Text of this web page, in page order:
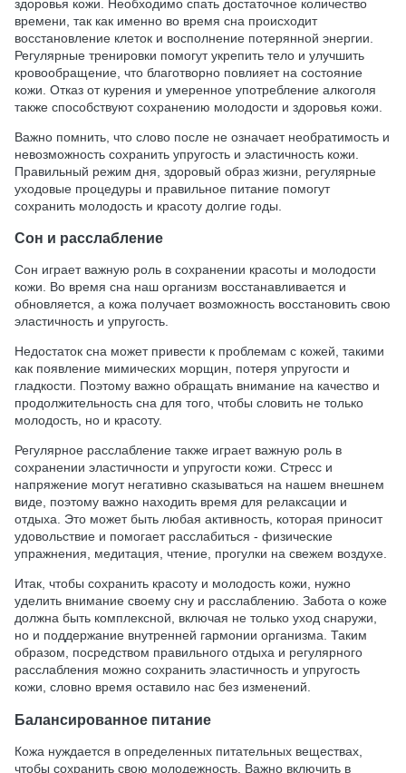
здоровья кожи. Необходимо спать достаточное количество
времени, так как именно во время сна происходит
восстановление клеток и восполнение потерянной энергии.
Регулярные тренировки помогут укрепить тело и улучшить
кровообращение, что благотворно повлияет на состояние
кожи. Отказ от курения и умеренное употребление алкоголя
также способствуют сохранению молодости и здоровья кожи.
Важно помнить, что слово после не означает необратимость и
невозможность сохранить упругость и эластичность кожи.
Правильный режим дня, здоровый образ жизни, регулярные
уходовые процедуры и правильное питание помогут
сохранить молодость и красоту долгие годы.
Сон и расслабление
Сон играет важную роль в сохранении красоты и молодости
кожи. Во время сна наш организм восстанавливается и
обновляется, а кожа получает возможность восстановить свою
эластичность и упругость.
Недостаток сна может привести к проблемам с кожей, такими
как появление мимических морщин, потеря упругости и
гладкости. Поэтому важно обращать внимание на качество и
продолжительность сна для того, чтобы словить не только
молодость, но и красоту.
Регулярное расслабление также играет важную роль в
сохранении эластичности и упругости кожи. Стресс и
напряжение могут негативно сказываться на нашем внешнем
виде, поэтому важно находить время для релаксации и
отдыха. Это может быть любая активность, которая приносит
удовольствие и помогает расслабиться - физические
упражнения, медитация, чтение, прогулки на свежем воздухе.
Итак, чтобы сохранить красоту и молодость кожи, нужно
уделить внимание своему сну и расслаблению. Забота о коже
должна быть комплексной, включая не только уход снаружи,
но и поддержание внутренней гармонии организма. Таким
образом, посредством правильного отдыха и регулярного
расслабления можно сохранить эластичность и упругость
кожи, словно время оставило нас без изменений.
Балансированное питание
Кожа нуждается в определенных питательных веществах,
чтобы сохранить свою молодежность. Важно включить в